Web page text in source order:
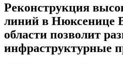
Реконструкция
линий в Нюксенице
области позволит
инфраструктурные